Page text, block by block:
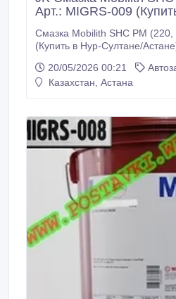
Арт.: MIGRS-009
Смазка Mobilith SHC PM (220, 460) Арт.: MIGRS-009
(Купить в Нур-Султане/
продукты высшего качества, специально
разработанные для
воды различного качества.
20/05/2026 00:21
Казахстан, Астана